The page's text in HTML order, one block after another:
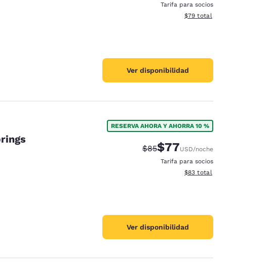
Tarifa para socios
Ver detalles del total
$79 total
Ver disponibilidad
RESERVA AHORA Y AHORRA 10 %
Precio tachado:
$85Precio con descuento:
$77USD/noche
Tarifa para socios
Ver detalles del total
$83 total
Ver disponibilidad